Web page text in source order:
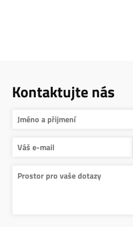
Kontaktujte nás